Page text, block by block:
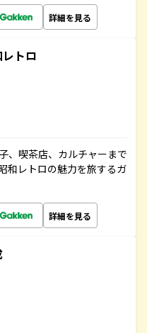
詳細を見る
トロ
、喫茶店、カルチャーまで
和レトロの魅力を旅するガ
詳細を見る